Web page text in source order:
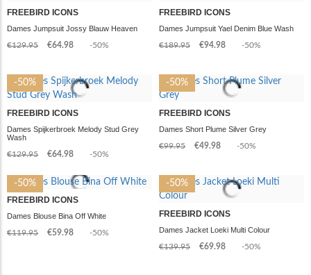
FREEBIRD ICONS
Dames Jumpsuit Jossy Blauw Heaven
€129.95
€64.98 -50%
FREEBIRD ICONS
Dames Jumpsuit Yael Denim Blue Wash
€189.95
€94.98 -50%
-50%
FREEBIRD ICONS
Dames Spijkerbroek Melody Stud Grey
Wash
€129.95
€64.98 -50%
-50%
FREEBIRD ICONS
Dames Short Plume Silver Grey
€99.95
€49.98 -50%
-50%
FREEBIRD ICONS
Dames Blouse Bina Off White
€119.95
€59.98 -50%
-50%
FREEBIRD ICONS
Dames Jacket Loeki Multi Colour
€139.95
€69.98 -50%